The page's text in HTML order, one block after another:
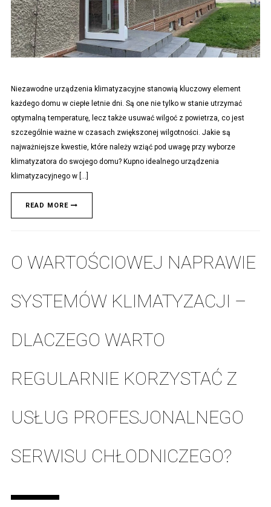
Niezawodne urządzenia klimatyzacyjne stanowią kluczowy element
każdego domu w ciepłe letnie dni. Są one nie tylko w stanie utrzymać
optymalną temperaturę, lecz także usuwać wilgoć z powietrza, co jest
szczególnie ważne w czasach zwiększonej wilgotności. Jakie są
najważniejsze kwestie, które należy wziąć pod uwagę przy wyborze
klimatyzatora do swojego domu? Kupno idealnego urządzenia
klimatyzacyjnego w […]
READ MORE
O WARTOŚCIOWEJ NAPRAWIE
SYSTEMÓW KLIMATYZACJI –
DLACZEGO WARTO
REGULARNIE KORZYSTAĆ Z
USŁUG PROFESJONALNEGO
SERWISU CHŁODNICZEGO?